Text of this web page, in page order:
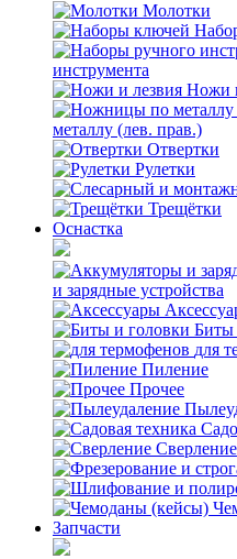
Молотки
инструмента
Ножи
металлу (лев. прав.)
Отвертки
Рулетки
Трещётки
Оснастка
и зарядные устройства
Биты
для
Пиление
Прочее
Сверление
Запчасти